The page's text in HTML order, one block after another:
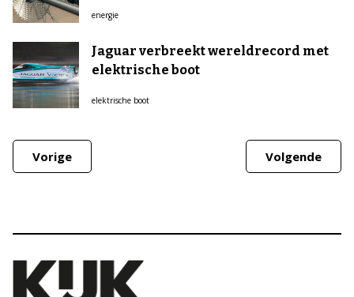
energie
Jaguar verbreekt wereldrecord met
elektrische boot
elektrische boot
Vorige Volgende